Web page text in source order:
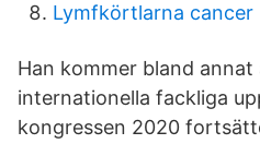
Lymfkörtlarna cancer
Han kommer bland
internationella fackliga
kongressen 2020